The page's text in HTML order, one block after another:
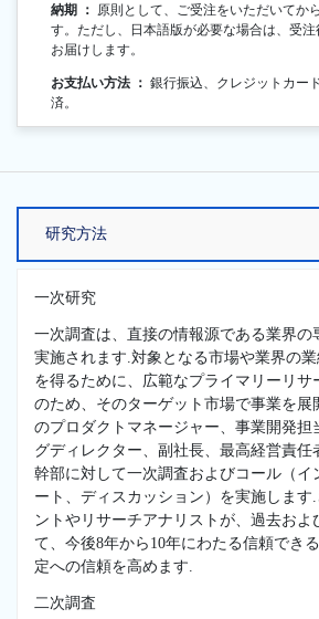
納期 ： 原則として、ご受注をいただいてか
す。ただし、日本語版が必要な場合は、受注
お届けします。
お支払い方法 ： 銀行振込、クレジットカー
済。
一次研究
一次調査は、直接の情報源である業界の
実施されます.対象となる市場や業界の
を得るために、広範なプライマリーリサ
のため、そのターゲット市場で事業を展
のプロダクトマネージャー、事業開発担
グディレクター、副社長、最高経営責任
幹部に対して一次調査およびコール（イ
ート、ディスカッション）を実施します
ントやリサーチアナリストが、過去およ
て、今後8年から10年にわたる信頼でき
定への信頼を高めます.
二次調査